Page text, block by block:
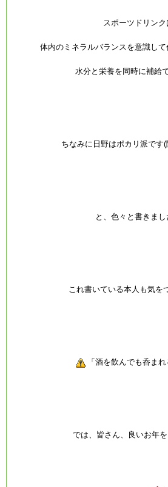
スポーツドリンク
体内のミネラルバランスを意識し
水分と栄養を同時に補給
ちなみに日野はポカリ派です(
と、色々と書きまし
これ書いている本人も気を
「酒を飲んでも呑まれ
では、皆さん、良いお年